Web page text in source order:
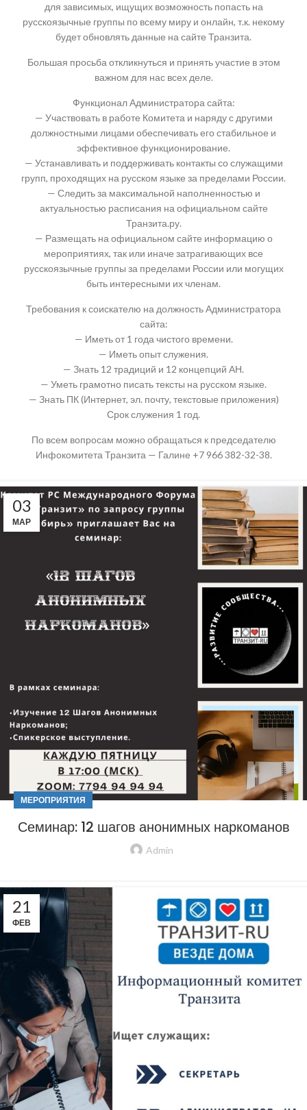
для зависимых, ищущих возможность попасть на
русскоязычные группы по всему миру и онлайн, т.к. некому
будет обновлять данные на сайте Транзита.
Большая просьба откликнуться и принять участие в этом
важном для нас всех деле.
Функционал Администратора сайта:
— Участвовать в работе Комитета и наряду с другими
должностными лицами обеспечивать его стабильное и
эффективное функционирование.
— Устанавливать и поддерживать контакты со служащими
групп, проходящих на русском языке за пределами России.
— Следить за максимальной наполненностью и
актуальностью расписания на официальном сайте
Транзита.ру.
— Размещать на официальном сайте информацию о
мероприятиях, так или иначе затрагивающих все
русскоязычные группы за пределами России или могущих
быть интересными их членам.
Требования к соискателю на должность Администратора
сайта:
— Иметь от 1 года чистого времени.
— Иметь опыт служения.
— Знать 12 традиций и 12 концепций АН.
— Уметь грамотно писать тексты на русском языке.
— Знать ПК (Интернет, эл. почту, текстовые приложения)
Срок служения 1 год.
По всем вопросам можно обращаться к председателю
Инфокомитета Транзита — Галине +7 966 382-32-38.
03
МАР
МЕРОПРИЯТИЯ
Семинар: 12 шагов анонимных наркоманов
Admin
21
ФЕВ